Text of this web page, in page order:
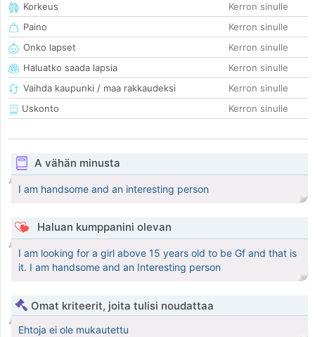
Korkeus
Kerron sinulle
Paino
Kerron sinulle
Onko lapset
Kerron sinulle
Haluatko saada lapsia
Kerron sinulle
Vaihda kaupunki / maa rakkaudeksi
Kerron sinulle
Uskonto
Kerron sinulle
A vähän minusta
I am handsome and an interesting person
Haluan kumppanini olevan
I am looking for a girl above 15 years old to be Gf and that is
it. I am handsome and an Interesting person
Omat kriteerit, joita tulisi noudattaa
Ehtoja ei ole mukautettu